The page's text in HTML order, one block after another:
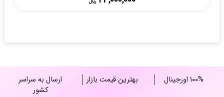
ریال
range:
100% اورجینال بهترین قیمت بازار
ارسال به سراسر
کشور